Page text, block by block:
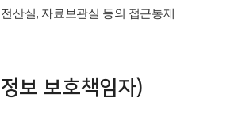
산실, 자료보관실 등의 접근통제
보 보호책임자)